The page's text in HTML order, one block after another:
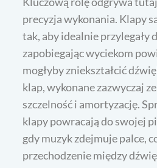
precyzja wykonania. Klapy
tak, aby idealnie przylegały
zapobiegając wyciekom
mogłyby zniekształcić
klap, wykonane zazwyczaj
szczelność i amortyzację.
klapy powracają do swojej
gdy muzyk zdejmuje palce,
przechodzenie między